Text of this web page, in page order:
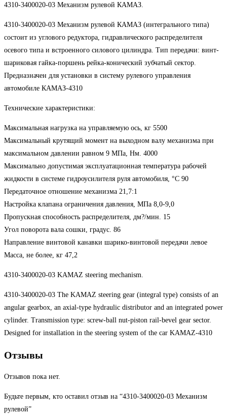
4310-3400020-03 Механизм рулевой КАМАЗ.
4310-3400020-03 Механизм рулевой КАМАЗ (интегрального типа)
состоит из углового редуктора, гидравлического распределителя
осевого типа и встроенного силового цилиндра. Тип передачи: винт-
шариковая гайка-поршень рейка-конический зубчатый сектор.
Предназначен для установки в систему рулевого управления
автомобиле КАМАЗ-4310
Технические характеристики:
Максимальная нагрузка на управляемую ось, кг 5500
Максимальный крутящий момент на выходном валу механизма при
максимальном давлении равном 9 МПа, Нм. 4000
Максимально допустимая эксплуатационная температура рабочей
жидкости в системе гидроусилителя руля автомобиля, °С 90
Передаточное отношение механизма 21,7:1
Настройка клапана ограничения давления, МПа 8,0-9,0
Пропускная способность распределителя, дм?/мин. 15
Угол поворота вала сошки, градус. 86
Направление винтовой канавки шарико-винтовой передачи левое
Масса, не более, кг 47,2
4310-3400020-03 KAMAZ steering mechanism.
4310-3400020-03 The KAMAZ steering gear (integral type) consists of an
angular gearbox, an axial-type hydraulic distributor and an integrated power
cylinder. Transmission type: screw-ball nut-piston rail-bevel gear sector.
Designed for installation in the steering system of the car KAMAZ-4310
Отзывы
Отзывов пока нет.
Будьте первым, кто оставил отзыв на “4310-3400020-03 Механизм
рулевой”